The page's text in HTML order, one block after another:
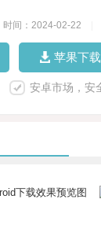
时间：2024-02-22
苹果下载
安卓市场，安